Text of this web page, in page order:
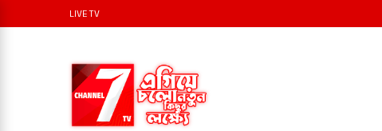
LIVE TV